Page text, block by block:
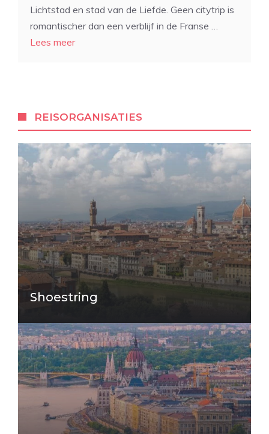
Lichtstad en stad van de Liefde. Geen citytrip is
romantischer dan een verblijf in de Franse …
Lees meer
REISORGANISATIES
Shoestring